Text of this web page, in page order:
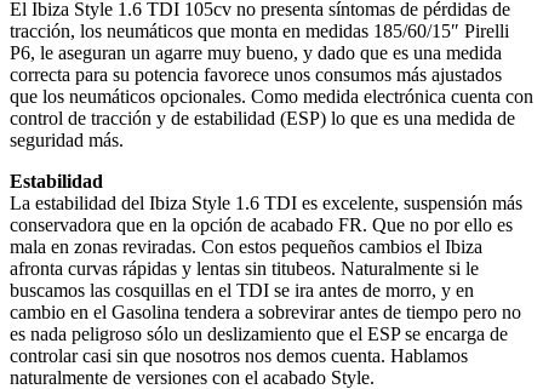
El Ibiza Style 1.6 TDI 105cv no presenta síntomas de pérdidas de
tracción, los neumáticos que monta en medidas 185/60/15″ Pirelli
P6, le aseguran un agarre muy bueno, y dado que es una medida
correcta para su potencia favorece unos consumos más ajustados
que los neumáticos opcionales. Como medida electrónica cuenta con
control de tracción y de estabilidad (ESP) lo que es una medida de
seguridad más.
Estabilidad
La estabilidad del Ibiza Style 1.6 TDI es excelente, suspensión más
conservadora que en la opción de acabado FR. Que no por ello es
mala en zonas reviradas. Con estos pequeños cambios el Ibiza
afronta curvas rápidas y lentas sin titubeos. Naturalmente si le
buscamos las cosquillas en el TDI se ira antes de morro, y en
cambio en el Gasolina tendera a sobrevirar antes de tiempo pero no
es nada peligroso sólo un deslizamiento que el ESP se encarga de
controlar casi sin que nosotros nos demos cuenta. Hablamos
naturalmente de versiones con el acabado Style.